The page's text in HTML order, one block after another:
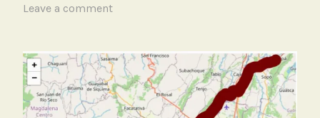
T
g
e
d
C
Leave a comment